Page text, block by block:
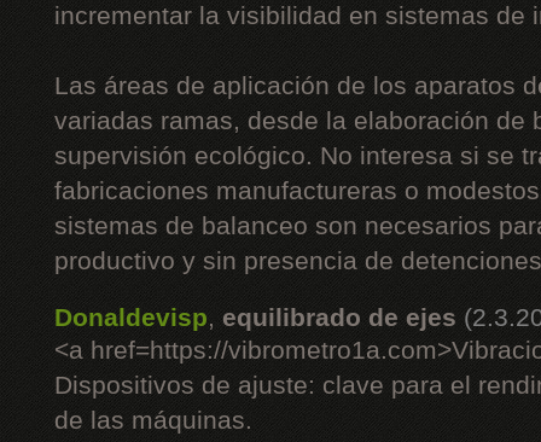
incrementar la visibilidad en sistemas de
Las áreas de aplicación de los aparatos
variadas ramas, desde la elaboración de
supervisión ecológico. No interesa si se
fabricaciones manufactureras o
sistemas de balanceo son necesarios
productivo y sin presencia de
Donaldevisp, equilibrado de ejes
<a href=https://
Dispositivos de ajuste: clave para el
de las máquinas.